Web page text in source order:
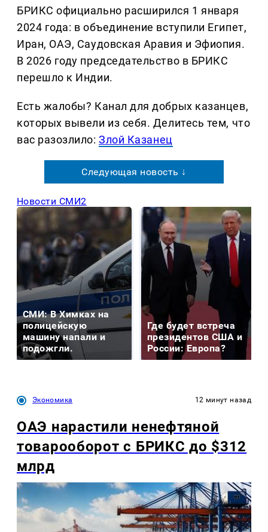
БРИКС официально расширился 1 января
2024 года: в объединение вступили Египет,
Иран, ОАЭ, Саудовская Аравия и Эфиопия.
В 2026 году председательство в БРИКС
перешло к Индии.
Есть жалобы? Канал для добрых казанцев,
которых вывели из себя. Делитеcь тем, что
вас разозлило:Злой Казанец
Следующая новость ↓
Новости СМИ2
СМИ: В Химках на
полицейскую
машину напали и
подожгли.
Где будет встреча
президентов США и
России: Европа?
Экономика 12 минут назад
ОАЭ нарастили ненефтяной
товарооборот с БРИКС до $312
млрд